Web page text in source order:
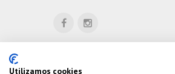
Utilizamos cookies